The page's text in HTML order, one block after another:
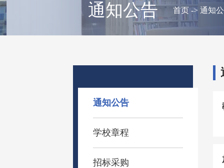
通知公告 首页-> 通知
通知公告
学校章程
招标采购